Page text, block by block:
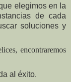
elegimos en la
de cada
soluciones y
encontraremos
al éxito.